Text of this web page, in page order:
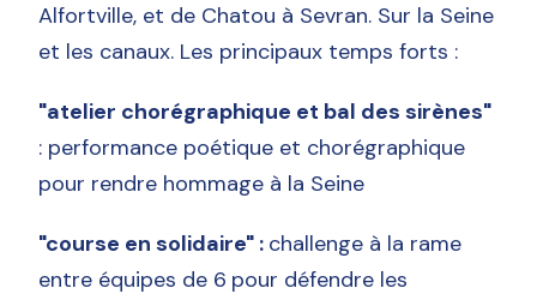
Alfortville, et de Chatou à Sevran. Sur la Seine
et les canaux. Les principaux temps forts :
"atelier chorégraphique et bal des sirènes"
: performance poétique et chorégraphique
pour rendre hommage à la Seine
"course en solidaire" : challenge à la rame
entre équipes de 6 pour défendre les